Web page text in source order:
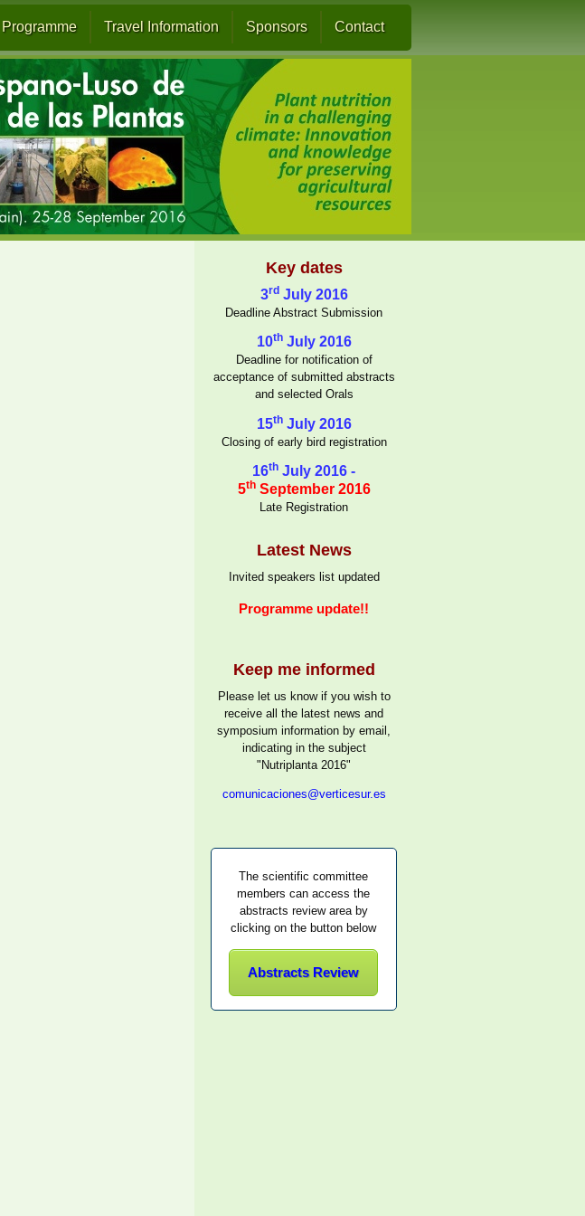
Programme Travel Information Sponsors Contact
Key dates
3rdJuly 2016
Deadline Abstract Submission
10thJuly 2016
Deadline for notification of
acceptance of submitted abstracts
and selected Orals
15thJuly 2016
Closing of early bird registration
16th July 2016 -
5thSeptember 2016
Late Registration
Latest News
Invited speakers list updated
Programme update!!
Keep me informed
Please let us know if you wish to
receive all the latest news and
symposium information by email,
indicating in the subject
"Nutriplanta 2016"
comunicaciones­@verticesur.es
The scientific committee
members can access the
abstracts review area by
clicking on the button below
Abstracts Review